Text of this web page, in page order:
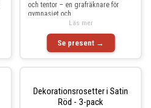
och tentor – en grafräknare för
gymnasiet och
Se present →
Läs mer
Dekorationsrosetter i Satin
Röd - 3-pack